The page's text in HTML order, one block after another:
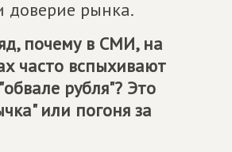
рынка.
почему в СМИ, на
часто вспыхивают
рубля"? Это
или погоня за